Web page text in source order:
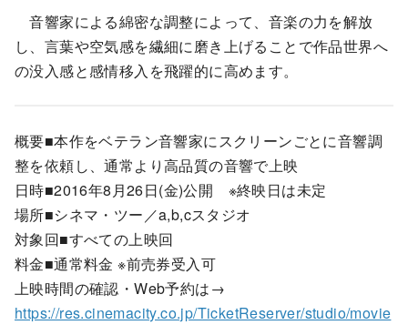
音響家による綿密な調整によって、音楽の力を解放
し、言葉や空気感を繊細に磨き上げることで作品世界へ
の没入感と感情移入を飛躍的に高めます。
概要■本作をベテラン音響家にスクリーンごとに音響調
整を依頼し、通常より高品質の音響で上映
日時■2016年8月26日(金)公開 ※終映日は未定
場所■シネマ・ツー／a,b,cスタジオ
対象回■すべての上映回
料金■通常料金 ※前売券受入可
上映時間の確認・Web予約は→
https://res.cinemacity.co.jp/TicketReserver/studio/movie